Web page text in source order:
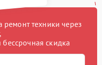
техники через
бессрочная скидка